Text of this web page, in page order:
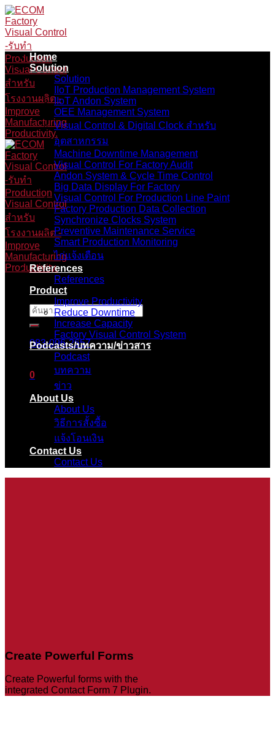
Skip
to
content
ค้นหา:
083-096-2657
0
ตะกร้าสินค้า
ไม่มีสินค้าในตะกร้า
Home
Solution
Solution
IIoT Production Management System
IIoT Andon System
OEE Management System
Visual Control & Digital Clock สำหรับ
อุตสาหกรรม
Machine Downtime Management
Visual Control For Factory Audit
Andon System & Cycle Time Control
Big Data Display For Factory
Visual Control For Production Line Paint
Factory Production Data Collection
Synchronize Clocks System
Preventive Maintenance Service
Smart Production Monitoring
ไก่แจ้งเตือน
References
References
Product
Improve Productivity
Reduce Downtime
Increase Capacity
Factory Visual Control System
Podcasts/บทความ/ข่าวสาร
Podcast
บทความ
ข่าว
About Us
About Us
วิธีการสั้งซื้อ
แจ้งโอนเงิน
Contact Us
Contact Us
Create Powerful Forms
Create Powerful forms with the
integrated Contact Form 7 Plugin.